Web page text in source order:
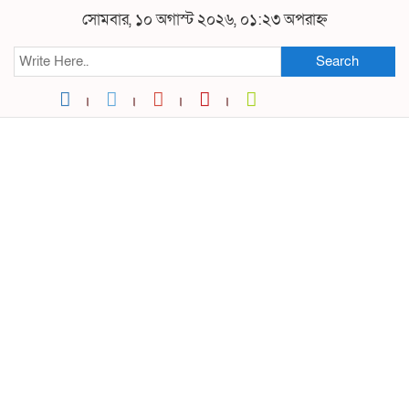
সোমবার, ১০ অগাস্ট ২০২৬, ০১:২৩ অপরাহ্ন
Search